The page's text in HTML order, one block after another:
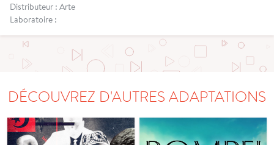
Distributeur : Arte
Laboratoire :
DÉCOUVREZ D'AUTRES ADAPTATIONS